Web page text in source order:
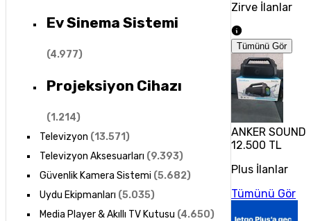
Ev Sinema Sistemi
(4.977)
Projeksiyon Cihazı
(1.214)
Televizyon (13.571)
Televizyon Aksesuarları (9.393)
Güvenlik Kamera Sistemi (5.682)
Uydu Ekipmanları (5.035)
Media Player & Akıllı TV Kutusu (4.650)
Zirve İlanlar
Tümünü Gör
ANKER
12.500 TL
Plus İlanlar
Tümünü Gör